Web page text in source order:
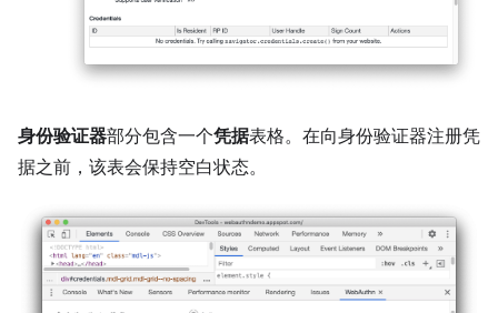
身份验证器部分包含一个凭据表格。在向身份验证器注册凭
据之前，该表会保持空白状态。